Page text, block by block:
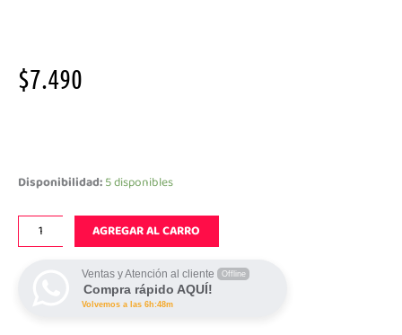
$7.490
Disponibilidad:5 disponibles
3
un
AGREGAR AL CARRO
Ventas y Atención al cliente Offline
Compra rápido AQUÍ!
Volvemos a las 6h:48m